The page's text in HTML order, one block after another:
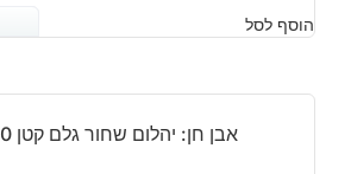
הוסף לסל
אבן חן: יהלום שחור גלם קטן 0.20 קרט